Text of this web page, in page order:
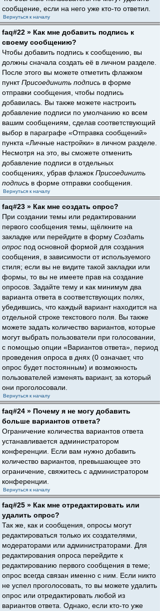
сообщение, если на него уже кто-то ответил.
Вернуться к началу
faq#22 » Как мне добавить подпись к
своему сообщению?
Чтобы добавить подпись к сообщению, вы
должны сначала создать её в личном разделе.
После этого вы можете отметить флажком
пунктПрисоединить подпись в форме
отправки сообщения, чтобы подпись
добавилась. Вы также можете настроить
добавление подписи по умолчанию ко всем
вашим сообщениям, сделав соответствующий
выбор в параграфе «Отправка сообщений»
пункта «Личные настройки» в личном разделе.
Несмотря на это, вы сможете отменить
добавление подписи в отдельных
сообщениях, убрав флажок Присоединить
подпись в форме отправки сообщения.
Вернуться к началу
faq#23 » Как мне создать опрос?
При создании темы или редактировании
первого сообщения темы, щёлкните на
закладке или перейдите в форму Создать
опрос под основной формой для создания
сообщения, в зависимости от используемого
стиля; если вы не видите такой закладки или
формы, то вы не имеете прав на создание
опросов. Задайте тему и как минимум два
варианта ответа в соответствующих полях,
убедившись, что каждый вариант находится на
отдельной строке текстового поля. Вы также
можете задать количество вариантов, которые
могут выбрать пользователи при голосовании,
с помощью опции «Вариантов ответа», период
проведения опроса в днях (0 означает, что
опрос будет постоянным) и возможность
пользователей изменять вариант, за который
они проголосовали.
Вернуться к началу
faq#24 » Почему я не могу добавить
больше вариантов ответа?
Ограничение количества вариантов ответа
устанавливается администратором
конференции. Если вам нужно добавить
количество вариантов, превышающее это
ограничение, свяжитесь с администратором
конференции.
Вернуться к началу
faq#25 » Как мне отредактировать или
удалить опрос?
Так же, как и сообщения, опросы могут
редактироваться только их создателями,
модераторами или администраторами. Для
редактирования опроса перейдите к
редактированию первого сообщения в теме;
опрос всегда связан именно с ним. Если никто
не успел проголосовать, то вы можете удалить
опрос или отредактировать любой из
вариантов ответа. Однако, если кто-то уже